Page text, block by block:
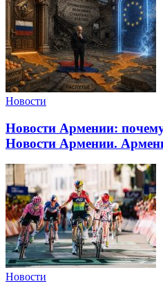
Новости
Новости Армении:
Новости Армении.
Новости